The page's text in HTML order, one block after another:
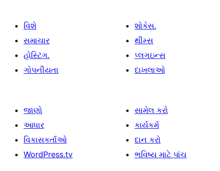
વિશે
સમાચાર
હોસ્ટિંગ.
ગોપનીયતા
શોકેસ.
થીમ્સ
પ્લગઇન્સ
દાખલાઓ
જાણો
આધાર
વિકાસકર્તાઓ
WordPress.tv
સામેલ કરો
કાર્યકર્મ
દાન કરો
ભવિષ્ય માટે પાંચ